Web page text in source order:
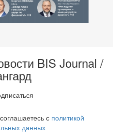
BIS Journal /
с политикой
данных